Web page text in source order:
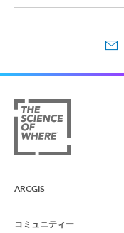
ARCGIS
ArcGIS の概要
コミュニティー